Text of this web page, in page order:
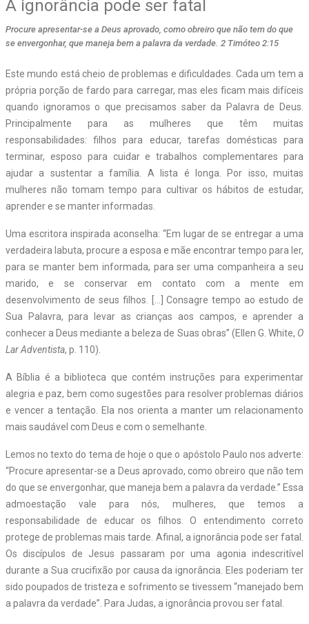
A ignorância pode ser fatal
Procure apresentar-se a Deus aprovado, como obreiro que não tem do que
se envergonhar, que maneja bem a palavra da verdade. 2 Timóteo 2:15
Este mundo está cheio de problemas e dificuldades. Cada um tem a
própria porção de fardo para carregar, mas eles ficam mais difíceis
quando ignoramos o que precisamos saber da Palavra de Deus.
Principalmente para as mulheres que têm muitas
responsabilidades: filhos para educar, tarefas domésticas para
terminar, esposo para cuidar e trabalhos complementares para
ajudar a sustentar a família. A lista é longa. Por isso, muitas
mulheres não tomam tempo para cultivar os hábitos de estudar,
aprender e se manter informadas.
Uma escritora inspirada aconselha: “Em lugar de se entregar a uma
verdadeira labuta, procure a esposa e mãe encontrar tempo para ler,
para se manter bem informada, para ser uma companheira a seu
marido, e se conservar em contato com a mente em
desenvolvimento de seus filhos. […] Consagre tempo ao estudo de
Sua Palavra, para levar as crianças aos campos, e aprender a
conhecer a Deus mediante a beleza de Suas obras” (Ellen G. White, O
Lar Adventista, p. 110).
A Bíblia é a biblioteca que contém instruções para experimentar
alegria e paz, bem como sugestões para resolver problemas diários
e vencer a tentação. Ela nos orienta a manter um relacionamento
mais saudável com Deus e com o semelhante.
Lemos no texto do tema de hoje o que o apóstolo Paulo nos adverte:
“Procure apresentar-se a Deus aprovado, como obreiro que não tem
do que se envergonhar, que maneja bem a palavra da verdade.” Essa
admoestação vale para nós, mulheres, que temos a
responsabilidade de educar os filhos. O entendimento correto
protege de problemas mais tarde. Afinal, a ignorância pode ser fatal.
Os discípulos de Jesus passaram por uma agonia indescritível
durante a Sua crucifixão por causa da ignorância. Eles poderiam ter
sido poupados de tristeza e sofrimento se tivessem “manejado bem
a palavra da verdade”. Para Judas, a ignorância provou ser fatal.